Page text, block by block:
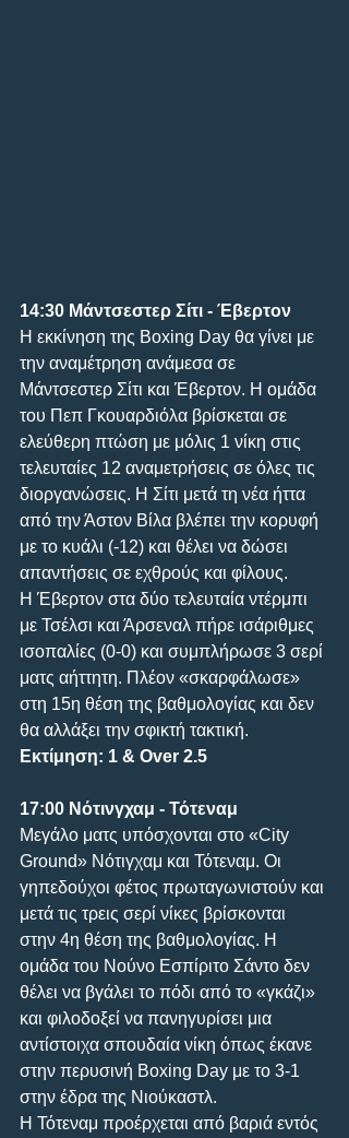
14:30 Μάντσεστερ Σίτι - Έβερτον
Η εκκίνηση της Boxing Day θα γίνει με
την αναμέτρηση ανάμεσα σε
Μάντσεστερ Σίτι και Έβερτον. Η ομάδα
του Πεπ Γκουαρδιόλα βρίσκεται σε
ελεύθερη πτώση με μόλις 1 νίκη στις
τελευταίες 12 αναμετρήσεις σε όλες τις
διοργανώσεις. Η Σίτι μετά τη νέα ήττα
από την Άστον Βίλα βλέπει την κορυφή
με το κυάλι (-12) και θέλει να δώσει
απαντήσεις σε εχθρούς και φίλους.
Η Έβερτον στα δύο τελευταία ντέρμπι
με Τσέλσι και Άρσεναλ πήρε ισάριθμες
ισοπαλίες (0-0) και συμπλήρωσε 3 σερί
ματς αήττητη. Πλέον «σκαρφάλωσε»
στη 15η θέση της βαθμολογίας και δεν
θα αλλάξει την σφικτή τακτική.
Εκτίμηση: 1 & Over 2.5
17:00 Νότινγχαμ - Τότεναμ
Μεγάλο ματς υπόσχονται στο «City
Ground» Νότιγχαμ και Τότεναμ. Οι
γηπεδούχοι φέτος πρωταγωνιστούν και
μετά τις τρεις σερί νίκες βρίσκονται
στην 4η θέση της βαθμολογίας. Η
ομάδα του Νούνο Εσπίριτο Σάντο δεν
θέλει να βγάλει το πόδι από το «γκάζι»
και φιλοδοξεί να πανηγυρίσει μια
αντίστοιχα σπουδαία νίκη όπως έκανε
στην περυσινή Boxing Day με το 3-1
στην έδρα της Νιούκαστλ.
Η Τότεναμ προέρχεται από βαριά εντός